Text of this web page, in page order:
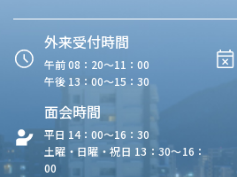
外来受付時間
午前 08：20〜11：00
午後 13：00〜15：30
面会時間
平日 14：00〜16：30
土曜・日曜・祝日 13：30〜16：
00